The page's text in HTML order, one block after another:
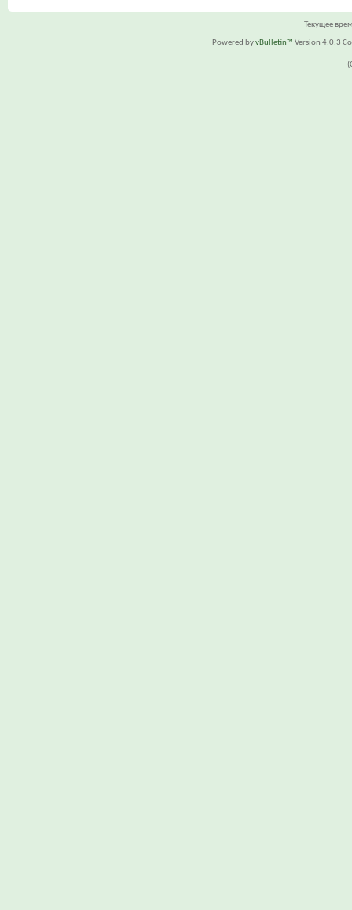
Текущее
Powered byvBulletin™ Version 4.0.3